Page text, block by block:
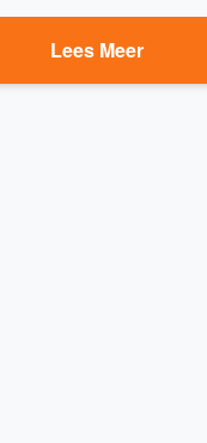
Lees Meer